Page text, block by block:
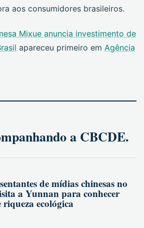
aos consumidores brasileiros.
Mixue anuncia investimento de
apareceu primeiro em Agência
a CBCDE.
de mídias chinesas no
a Yunnan para conhecer
riqueza ecológica